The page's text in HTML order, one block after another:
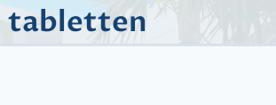
tabletten